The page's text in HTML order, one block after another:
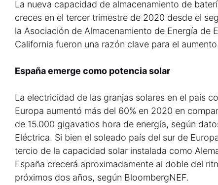
La nueva capacidad de almacenamiento de
creces en el tercer trimestre de 2020 desde el
la Asociación de Almacenamiento de Energía de
California fueron una razón clave para el aumento.
España emerge como potencia solar
La electricidad de las granjas solares en el país
Europa aumentó más del 60% en 2020 en
de 15.000 gigavatios hora de energía, según
Eléctrica. Si bien el soleado país del sur de
tercio de la capacidad solar instalada como
España crecerá aproximadamente al doble del
próximos dos años, según BloombergNEF.